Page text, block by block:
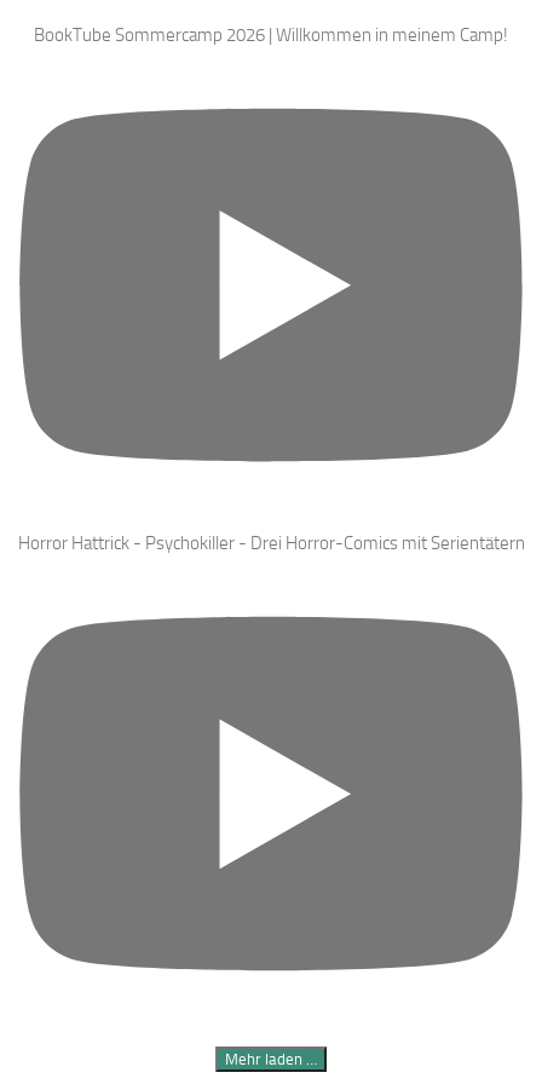
BookTube Sommercamp 2026 | Willkommen in meinem Camp!
Horror Hattrick - Psychokiller - Drei Horror-Comics mit Serientätern
Mehr laden …